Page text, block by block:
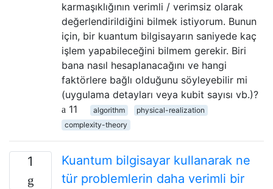
karmaşıklığının verimli / verimsiz olarak
değerlendirildiğini bilmek istiyorum. Bunun
için, bir kuantum bilgisayarın saniyede kaç
işlem yapabileceğini bilmem gerekir. Biri
bana nasıl hesaplanacağını ve hangi
faktörlere bağlı olduğunu söyleyebilir mi
(uygulama detayları veya kubit sayısı vb.)?
11
algorithm
physical-realization
complexity-theory
1
Kuantum bilgisayar kullanarak ne
tür problemlerin daha verimli bir